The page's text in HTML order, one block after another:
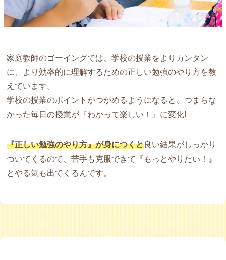
家庭教師のゴーイングでは、学校の授業をよりカンタン
に、より効率的に理解するための正しい勉強のやり方を教
えています。
学校の授業のポイントがつかめるようになると、つまらな
かった毎日の授業が『わかって楽しい！』に変化!
『正しい勉強のやり方』が身につくと良い結果がしっかり
ついてくるので、苦手も克服できて『もっとやりたい！』
とやる気も出てくるんです。